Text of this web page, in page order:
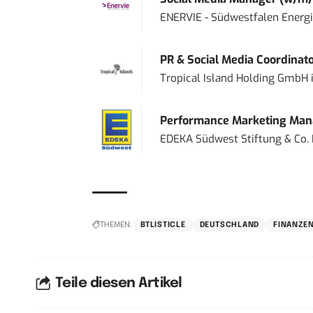
ENERVIE - Südwestfalen
PR & Social Media
Tropical Island Holding GmbH
Performance Marketing
EDEKA Südwest Stiftung & Co.
THEMEN: BTLISTICLE DEUTSCHLAND
Teile diesen Artikel